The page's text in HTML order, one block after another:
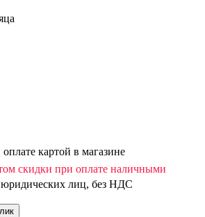
картой в магазине
скидки при оплате наличными
юридических лиц, без НДС